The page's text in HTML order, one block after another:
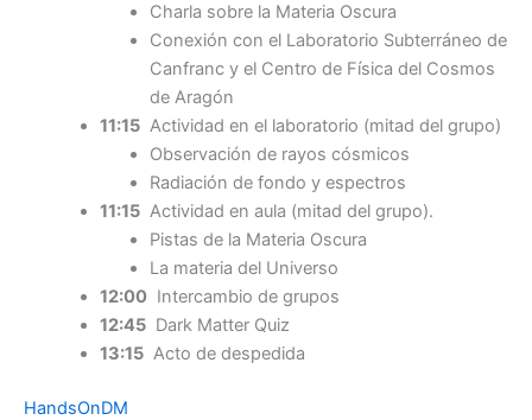
Charla sobre la Materia Oscura
Conexión con el Laboratorio Subterráneo de
Canfranc y el Centro de Física del Cosmos
de Aragón
11:15Actividad en el laboratorio (mitad del grupo)
Observación de rayos cósmicos
Radiación de fondo y espectros
11:15Actividad en aula (mitad del grupo).
Pistas de la Materia Oscura
La materia del Universo
12:00Intercambio de grupos
12:45Dark Matter Quiz
13:15Acto de despedida
HandsOnDM